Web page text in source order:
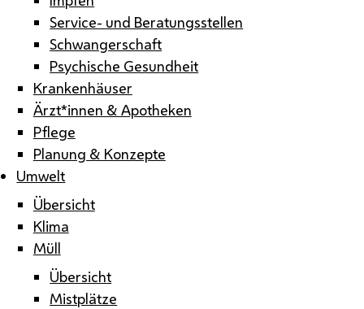
Service- und Beratungsstellen
Schwangerschaft
Psychische Gesundheit
Krankenhäuser
Ärzt*innen & Apotheken
Pflege
Planung & Konzepte
Umwelt
Übersicht
Klima
Müll
Übersicht
Mistplätze